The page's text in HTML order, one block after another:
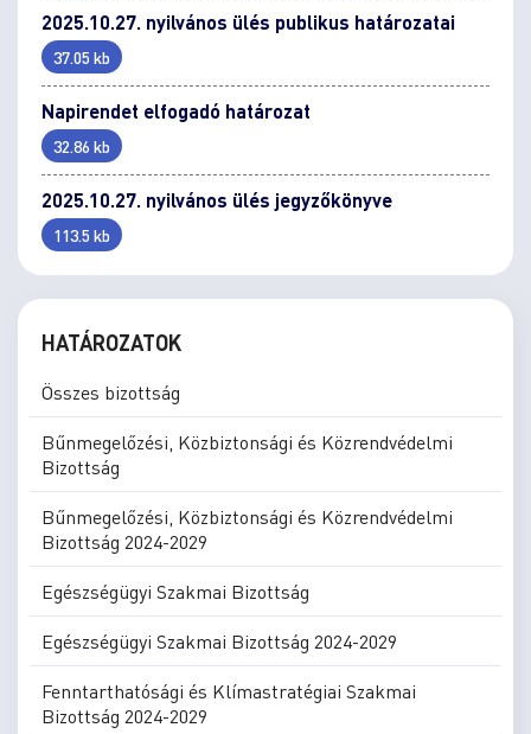
2025.10.27. nyilvános ülés publikus határozatai
37.05 kb
Napirendet elfogadó határozat
32.86 kb
2025.10.27. nyilvános ülés jegyzőkönyve
113.5 kb
HATÁROZATOK
Összes bizottság
Bűnmegelőzési, Közbiztonsági és Közrendvédelmi
Bizottság
Bűnmegelőzési, Közbiztonsági és Közrendvédelmi
Bizottság 2024-2029
Egészségügyi Szakmai Bizottság
Egészségügyi Szakmai Bizottság 2024-2029
Fenntarthatósági és Klímastratégiai Szakmai
Bizottság 2024-2029